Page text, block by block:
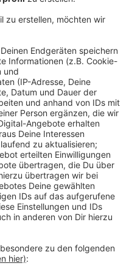
Daher hat Pastor
der Marienapotheke
Sollte es nicht
abzuholen, kann man
melden und einen
anrufen unter